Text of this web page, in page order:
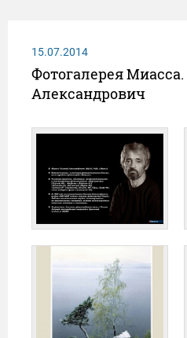
15.07.2014
Фотогалерея
Александрович